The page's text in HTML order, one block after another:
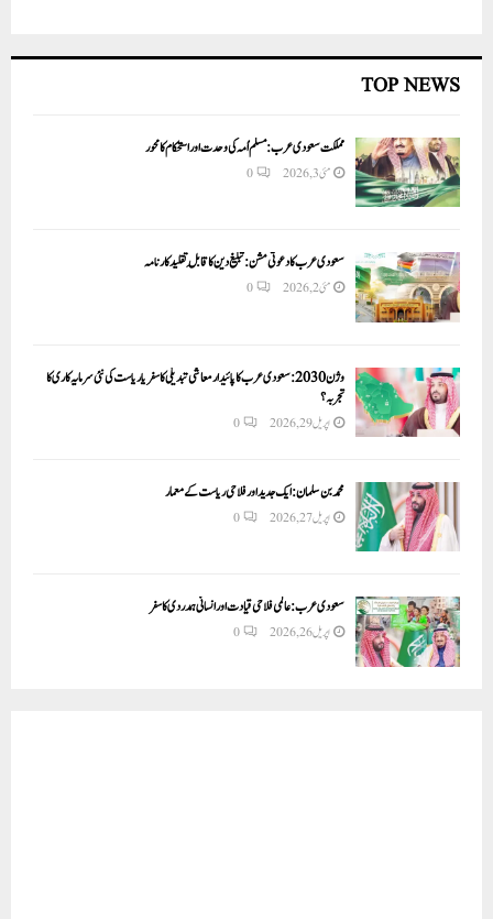
TOP NEWS
مملکت سعودی عرب: مسلم اُمہ کی وحدت اور استحکام کا محور
مئی 3, 2026 0
سعودی عرب کا دعوتی مشن: تبلیغ دین کا قابلِ تقلید کارنامہ
مئی 2, 2026 0
وژن 2030:سعودی عرب کا پائیدار معاشی تبدیلی کا سفر یا ریاست کی نئی سرمایہ کاری کا
تجربہ؟
اپریل 29, 2026 0
محمد بن سلمان: ایک جدید اور فلاحی ریاست کے معمار
اپریل 27, 2026 0
سعودی عرب: عالمی فلاحی قیادت اور انسانی ہمدردی کا سفر
اپریل 26, 2026 0